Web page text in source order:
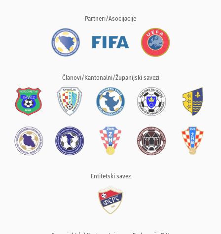
Partneri/Asocijacije
Članovi/Kantonalni/Županijski savezi
Entitetski savez